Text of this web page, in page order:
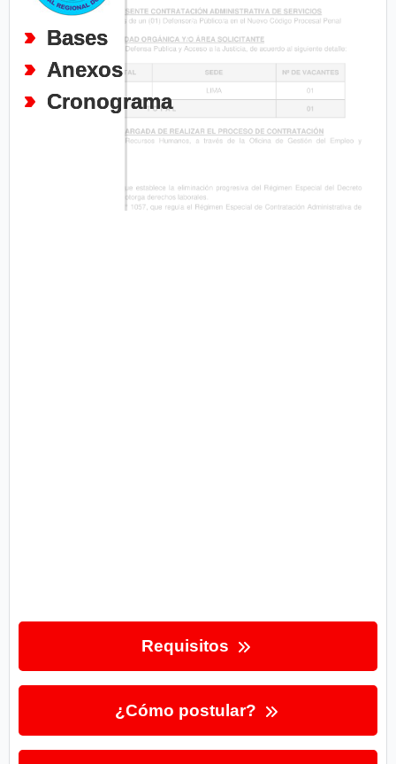
Bases
Anexos
Cronograma
Requisitos
¿Cómo postular?